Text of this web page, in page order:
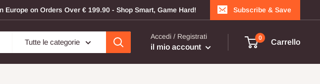
on Orders Over € 199.90 - Shop Smart, Game Hard! Subscribe & Save
Tutte le categorie
Accedi / Registrati
il mio account
0
Carrello